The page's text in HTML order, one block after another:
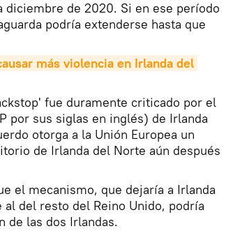
diciembre de 2020. Si en ese período
podría extenderse hasta que
más violencia en Irlanda del
fue duramente criticado por el
por sus siglas en inglés) de Irlanda
otorga a la Unión Europea un
de Irlanda del Norte aún después
el mecanismo, que dejaría a Irlanda
del resto del Reino Unido, podría
de las dos Irlandas.